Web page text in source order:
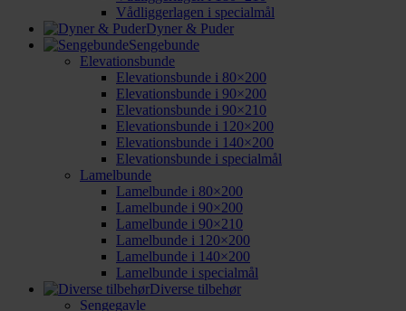
Vådliggerlagen i specialmål
Dyner & Puder
Sengebunde
Elevationsbunde
Elevationsbunde i 80×200
Elevationsbunde i 90×200
Elevationsbunde i 90×210
Elevationsbunde i 120×200
Elevationsbunde i 140×200
Elevationsbunde i specialmål
Lamelbunde
Lamelbunde i 80×200
Lamelbunde i 90×200
Lamelbunde i 90×210
Lamelbunde i 120×200
Lamelbunde i 140×200
Lamelbunde i specialmål
Diverse tilbehør
Sengegavle